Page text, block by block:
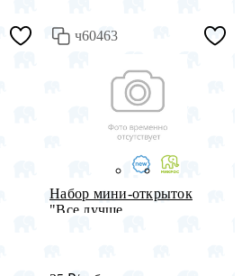
ч60463
Набор мини-открыток
"Все лучше...